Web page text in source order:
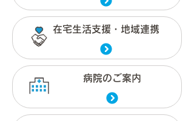
在宅生活支援・地域連携
病院のご案内